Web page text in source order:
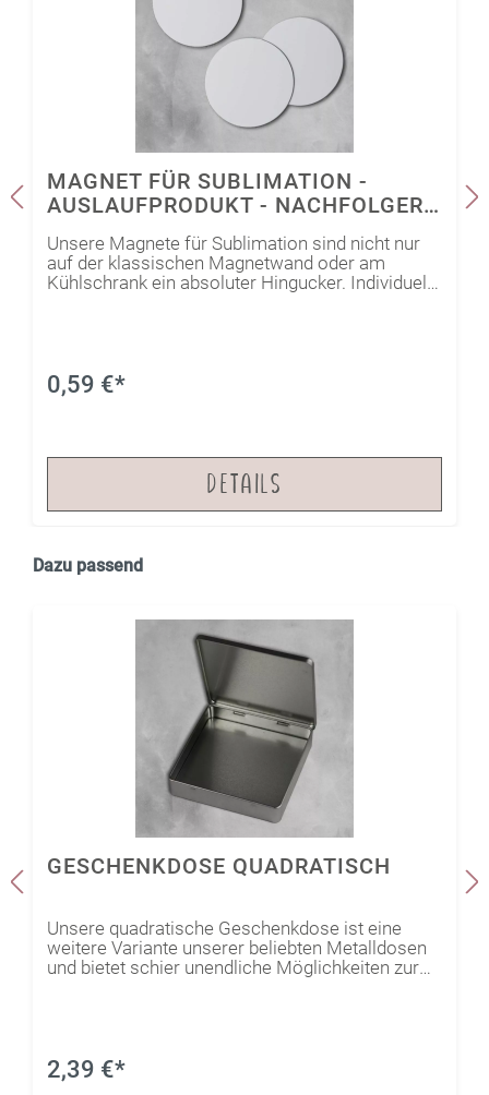
MAGNET FÜR SUBLIMATION -
AUSLAUFPRODUKT - NACHFOLGER
Unsere Magnete für Sublimation sind nicht nur
auf der klassischen Magnetwand oder am
Kühlschrank ein absoluter Hingucker. Individuell
die nötige Ordnung mit der persönlichen Note.Ab
einer Bestellmenge von 15 Stück erhältst du
0,59 €*
DETAILS
Dazu passend
GESCHENKDOSE QUADRATISCH
Unsere quadratische Geschenkdose ist eine
weitere Variante unserer beliebten Metalldosen
und bietet schier unendliche Möglichkeiten zur
Person entstehen lassen. Also wieder ein echtes
Multitalent.Du kannst sie beplotten, bemalen, mit
2,39 €*